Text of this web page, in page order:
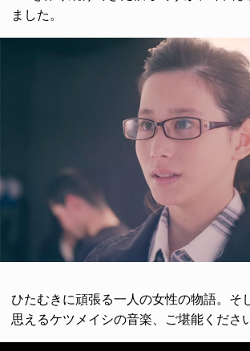
ました。
ひたむきに頑張る一人の女性の物語。そ
思えるケツメイシの音楽、ご堪能くださ